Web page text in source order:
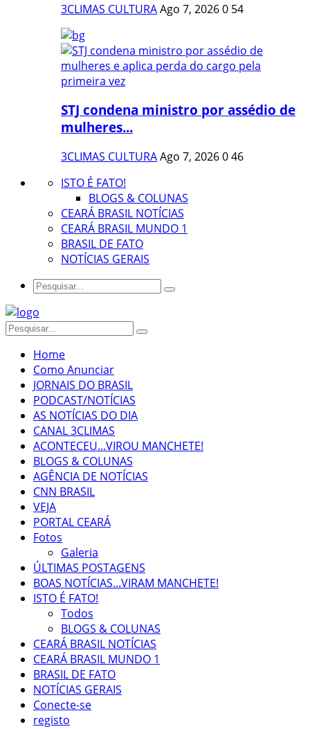
3CLIMAS CULTURAAgo 7, 20260 54
STJ condena ministro por assédio de
mulheres...
3CLIMAS CULTURAAgo 7, 2026046
ISTO É FATO!
BLOGS & COLUNAS
CEARÁ BRASIL NOTÍCIAS
CEARÁ BRASIL MUNDO 1
BRASIL DE FATO
NOTÍCIAS GERAIS
Home
Como Anunciar
JORNAIS DO BRASIL
PODCAST/NOTÍCIAS
AS NOTÍCIAS DO DIA
CANAL 3CLIMAS
ACONTECEU...VIROU MANCHETE!
BLOGS & COLUNAS
AGÊNCIA DE NOTÍCIAS
CNN BRASIL
VEJA
PORTAL CEARÁ
Fotos
Galeria
ÚLTIMAS POSTAGENS
BOAS NOTÍCIAS...VIRAM MANCHETE!
ISTO É FATO!
Todos
BLOGS & COLUNAS
CEARÁ BRASIL NOTÍCIAS
CEARÁ BRASIL MUNDO 1
BRASIL DE FATO
NOTÍCIAS GERAIS
Conecte-se
registo